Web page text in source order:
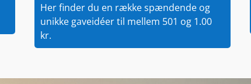
Her finder du en række spændende og
unikke gaveidéer til mellem 501 og 1.00
kr.